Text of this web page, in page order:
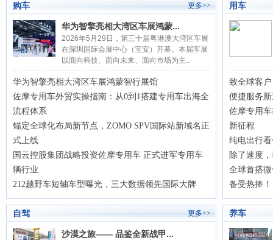
购车 更多>>
华为智擎亮相大湾区车展鸿蒙...
2026年5月29日，第三十届粤港澳大湾区车展
在深圳国际会展中心（宝安）开幕。本届车展
以面向科技、面向未来、面向市场为主..
华为智擎亮相大湾区车展鸿蒙智行展馆
佐摩专用车外贸实操指南：从0到1搭建专用车出海全
流程体系
锚定全球化布局新节点，ZOMO SPV国际站新域名正
式上线
国云控股集团战略投资佐摩专用车 正式进军专用车
辆行业
212越野车短轴车型曝光，三大数据领先国际大牌
用车
致全球客
便捷服务
佐摩专用
新征程
纯电出行
除了速度
全球首搭
备受热捧！
自驾 更多>>
沙漠之旅—— 品鉴全新战甲...
养车